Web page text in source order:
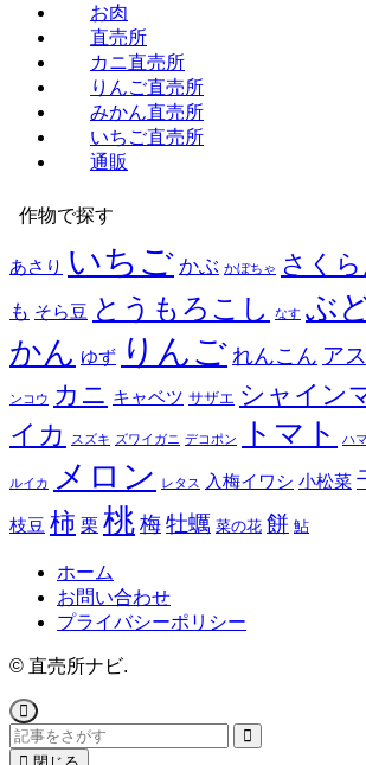
お肉
直売所
カニ直売所
りんご直売所
みかん直売所
いちご直売所
通販
作物で探す
あさり いちご かぶ かぼちゃ さく
も そら豆 とうもろこし なす ぶ
かん ゆず りんご れんこん ア
ンコウ カニ キャベツ サザエ シャイン
イカ
スズキ ズワイガニ デコポン トマト ハ
ルイカ メロン レタス 入梅イワシ 小松菜
枝豆 柿 栗 桃 梅 牡蠣 菜の花 餅 鮎
ホーム
お問い合わせ
プライバシーポリシー
© 直売所ナビ.